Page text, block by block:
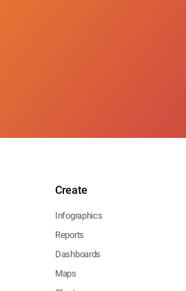
Create
Infographics
Reports
Dashboards
Maps